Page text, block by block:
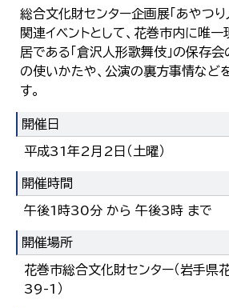
総合文化財センター企画展「あやつり
関連イベントとして、花巻市内に唯
居である「倉沢人形歌舞伎」の保存
の使いかたや、公演の裏方事情など
す。
開催日
平成31年2月2日（土曜）
開催時間
午後1時30分 から 午後3時 まで
開催場所
花巻市総合文化財センター（岩手
39-1）